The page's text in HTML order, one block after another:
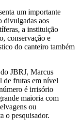
um importante
divulgadas aos
a instituição
conservação e
do canteiro também
JBRJ, Marcus
de frutas em nível
é irrisório
maioria com
ou
o pesquisador.